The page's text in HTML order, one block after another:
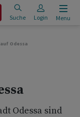
Suche Login Menu
Odessa
Odessa sind